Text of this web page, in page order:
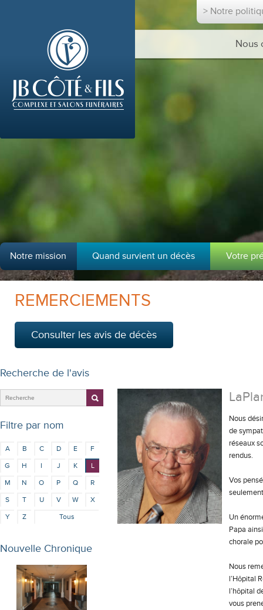
> Notre
Nous
Notre mission Quand survient un décès Votre
REMERCIEMENTS
Consulter les avis de décès
Recherche de l'avis
Filtre par nom
A B C D E
F
G
H I J K
L
M
N O P Q
R
S
T U V W
X
Y
Z Tous
Nous
de
réseaux
rendus.
Vos
Un
Papa
chorale
Nous
l’Hôpital
l’hôpital
vous
Nouvelle Chronique